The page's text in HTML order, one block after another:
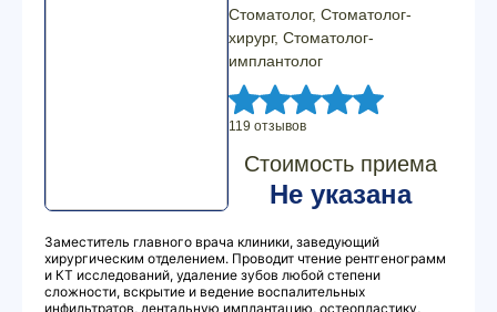
Стоматолог, Стоматолог-
хирург, Стоматолог-
имплантолог
119 отзывов
Стоимость приема
Не указана
Заместитель главного врача клиники, заведующий
хирургическим отделением. Проводит чтение рентгенограмм
и КТ исследований, удаление зубов любой степени
сложности, вскрытие и ведение воспалительных
инфильтратов, дентальную имплантацию, остеопластику,